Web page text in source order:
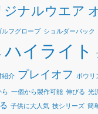
ジナルウエア
ルフグローブ ショルダーバック
ハイライト
紹介 プレイオフ ボウリ
ら 一個から製作可能 伸びる 光
子供に大人気 技シリーズ 簡